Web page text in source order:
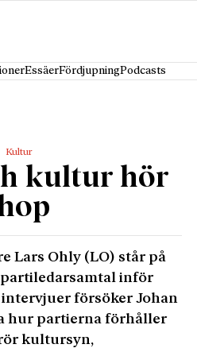
EssäerFördjupningPodcasts
Kultur
kultur hör
Lars Ohly (LO) står på
partiledarsamtal inför
försöker Johan
hur partierna förhåller
kultursyn,